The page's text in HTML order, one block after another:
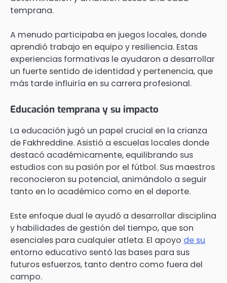
temprana.
A menudo participaba en juegos locales, donde
aprendió trabajo en equipo y resiliencia. Estas
experiencias formativas le ayudaron a desarrollar
un fuerte sentido de identidad y pertenencia, que
más tarde influiría en su carrera profesional.
Educación temprana y su impacto
La educación jugó un papel crucial en la crianza
de Fakhreddine. Asistió a escuelas locales donde
destacó académicamente, equilibrando sus
estudios con su pasión por el fútbol. Sus maestros
reconocieron su potencial, animándolo a seguir
tanto en lo académico como en el deporte.
Este enfoque dual le ayudó a desarrollar disciplina
y habilidades de gestión del tiempo, que son
esenciales para cualquier atleta. El apoyo de su
entorno educativo sentó las bases para sus
futuros esfuerzos, tanto dentro como fuera del
campo.